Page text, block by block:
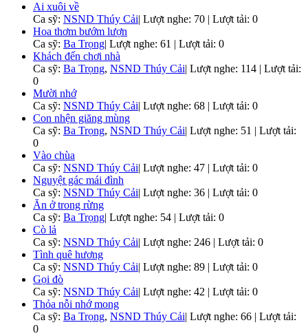
Ai xuôi về
Ca sỹ: NSND Thúy Cải| Lượt nghe: 70 | Lượt tải: 0
Hoa thơm bướm lượn
Ca sỹ: Ba Trọng| Lượt nghe: 61 | Lượt tải: 0
Khách đến chơi nhà
Ca sỹ: Ba Trọng, NSND Thúy Cải| Lượt nghe: 114 | Lượt tải:
0
Mười nhớ
Ca sỹ: NSND Thúy Cải| Lượt nghe: 68 | Lượt tải: 0
Con nhện giăng mùng
Ca sỹ: Ba Trọng, NSND Thúy Cải| Lượt nghe: 51 | Lượt tải:
0
Vào chùa
Ca sỹ: NSND Thúy Cải| Lượt nghe: 47 | Lượt tải: 0
Nguyệt gác mái đình
Ca sỹ: NSND Thúy Cải| Lượt nghe: 36 | Lượt tải: 0
Ăn ở trong rừng
Ca sỹ: Ba Trọng| Lượt nghe: 54 | Lượt tải: 0
Cò lả
Ca sỹ: NSND Thúy Cải| Lượt nghe: 246 | Lượt tải: 0
Tình quê hương
Ca sỹ: NSND Thúy Cải| Lượt nghe: 89 | Lượt tải: 0
Gọi đò
Ca sỹ: NSND Thúy Cải| Lượt nghe: 42 | Lượt tải: 0
Thỏa nỗi nhớ mong
Ca sỹ: Ba Trọng, NSND Thúy Cải| Lượt nghe: 66 | Lượt tải:
0